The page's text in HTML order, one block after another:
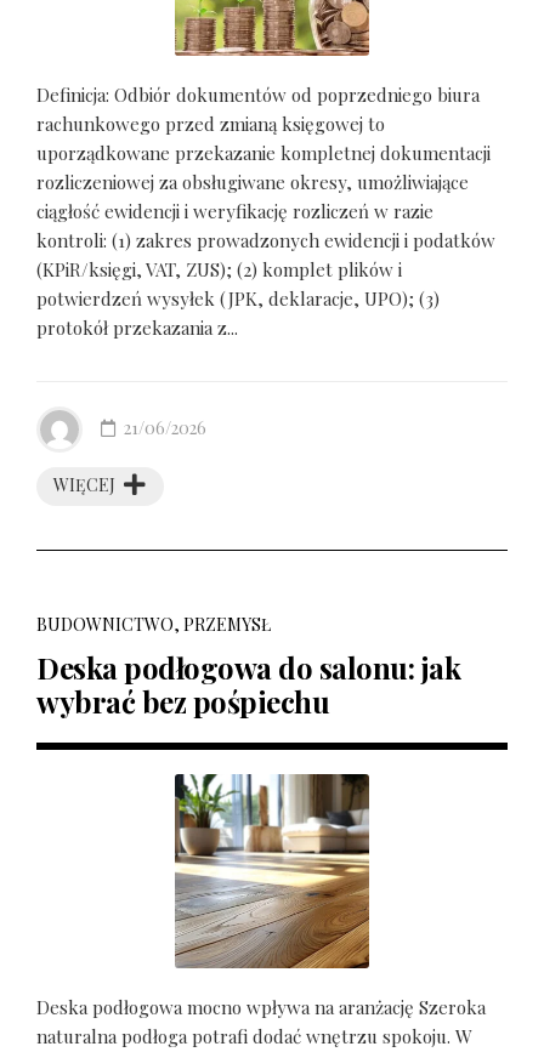
Definicja: Odbiór dokumentów od poprzedniego biura
rachunkowego przed zmianą księgowej to
uporządkowane przekazanie kompletnej dokumentacji
rozliczeniowej za obsługiwane okresy, umożliwiające
ciągłość ewidencji i weryfikację rozliczeń w razie
kontroli: (1) zakres prowadzonych ewidencji i podatków
(KPiR/księgi, VAT, ZUS); (2) komplet plików i
potwierdzeń wysyłek (JPK, deklaracje, UPO); (3)
protokół przekazania z...
WIĘCEJ
21/06/2026
BUDOWNICTWO, PRZEMYSŁ
Deska podłogowa do salonu: jak
wybrać bez pośpiechu
Deska podłogowa mocno wpływa na aranżację Szeroka
naturalna podłoga potrafi dodać wnętrzu spokoju. W